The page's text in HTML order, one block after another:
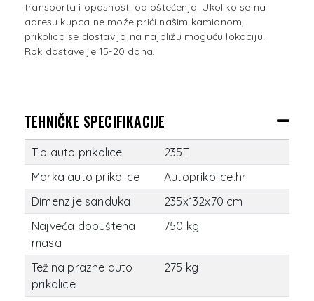
transporta i opasnosti od oštećenja. Ukoliko se na
adresu kupca ne može prići našim kamionom,
prikolica se dostavlja na najbližu moguću lokaciju.
Rok dostave je 15-20 dana.
TEHNIČKE SPECIFIKACIJE
Tip auto prikolice
235T
Marka auto prikolice
Autoprikolice.hr
Dimenzije sanduka
235x132x70 cm
Najveća dopuštena
masa
750 kg
Težina prazne auto
prikolice
275 kg